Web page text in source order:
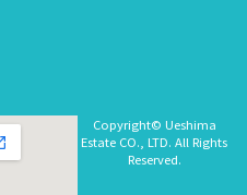
Copyright© Ueshima
Estate CO., LTD. All Rights
Reserved.